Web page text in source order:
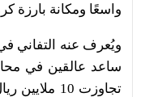
واسعًا ومكانة بارزة
ويُعرف عنه التفاني
ساعد عالقين في
تجاوزت 10